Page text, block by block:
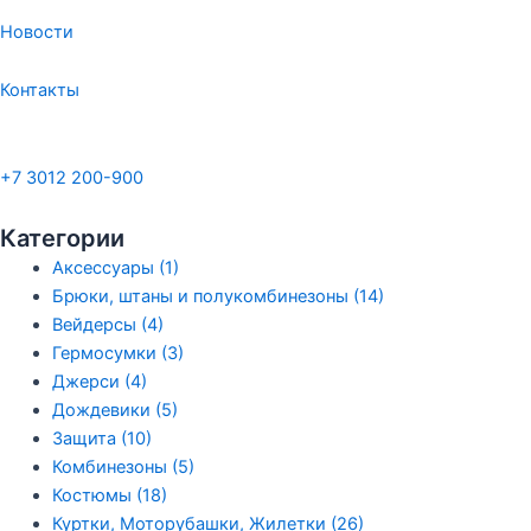
Новости
Контакты
+7 3012 200-900
Категории
Аксессуары (1)
Брюки, штаны и полукомбинезоны (14)
Вейдерсы (4)
Гермосумки (3)
Джерси (4)
Дождевики (5)
Защита (10)
Комбинезоны (5)
Костюмы (18)
Куртки, Моторубашки, Жилетки (26)